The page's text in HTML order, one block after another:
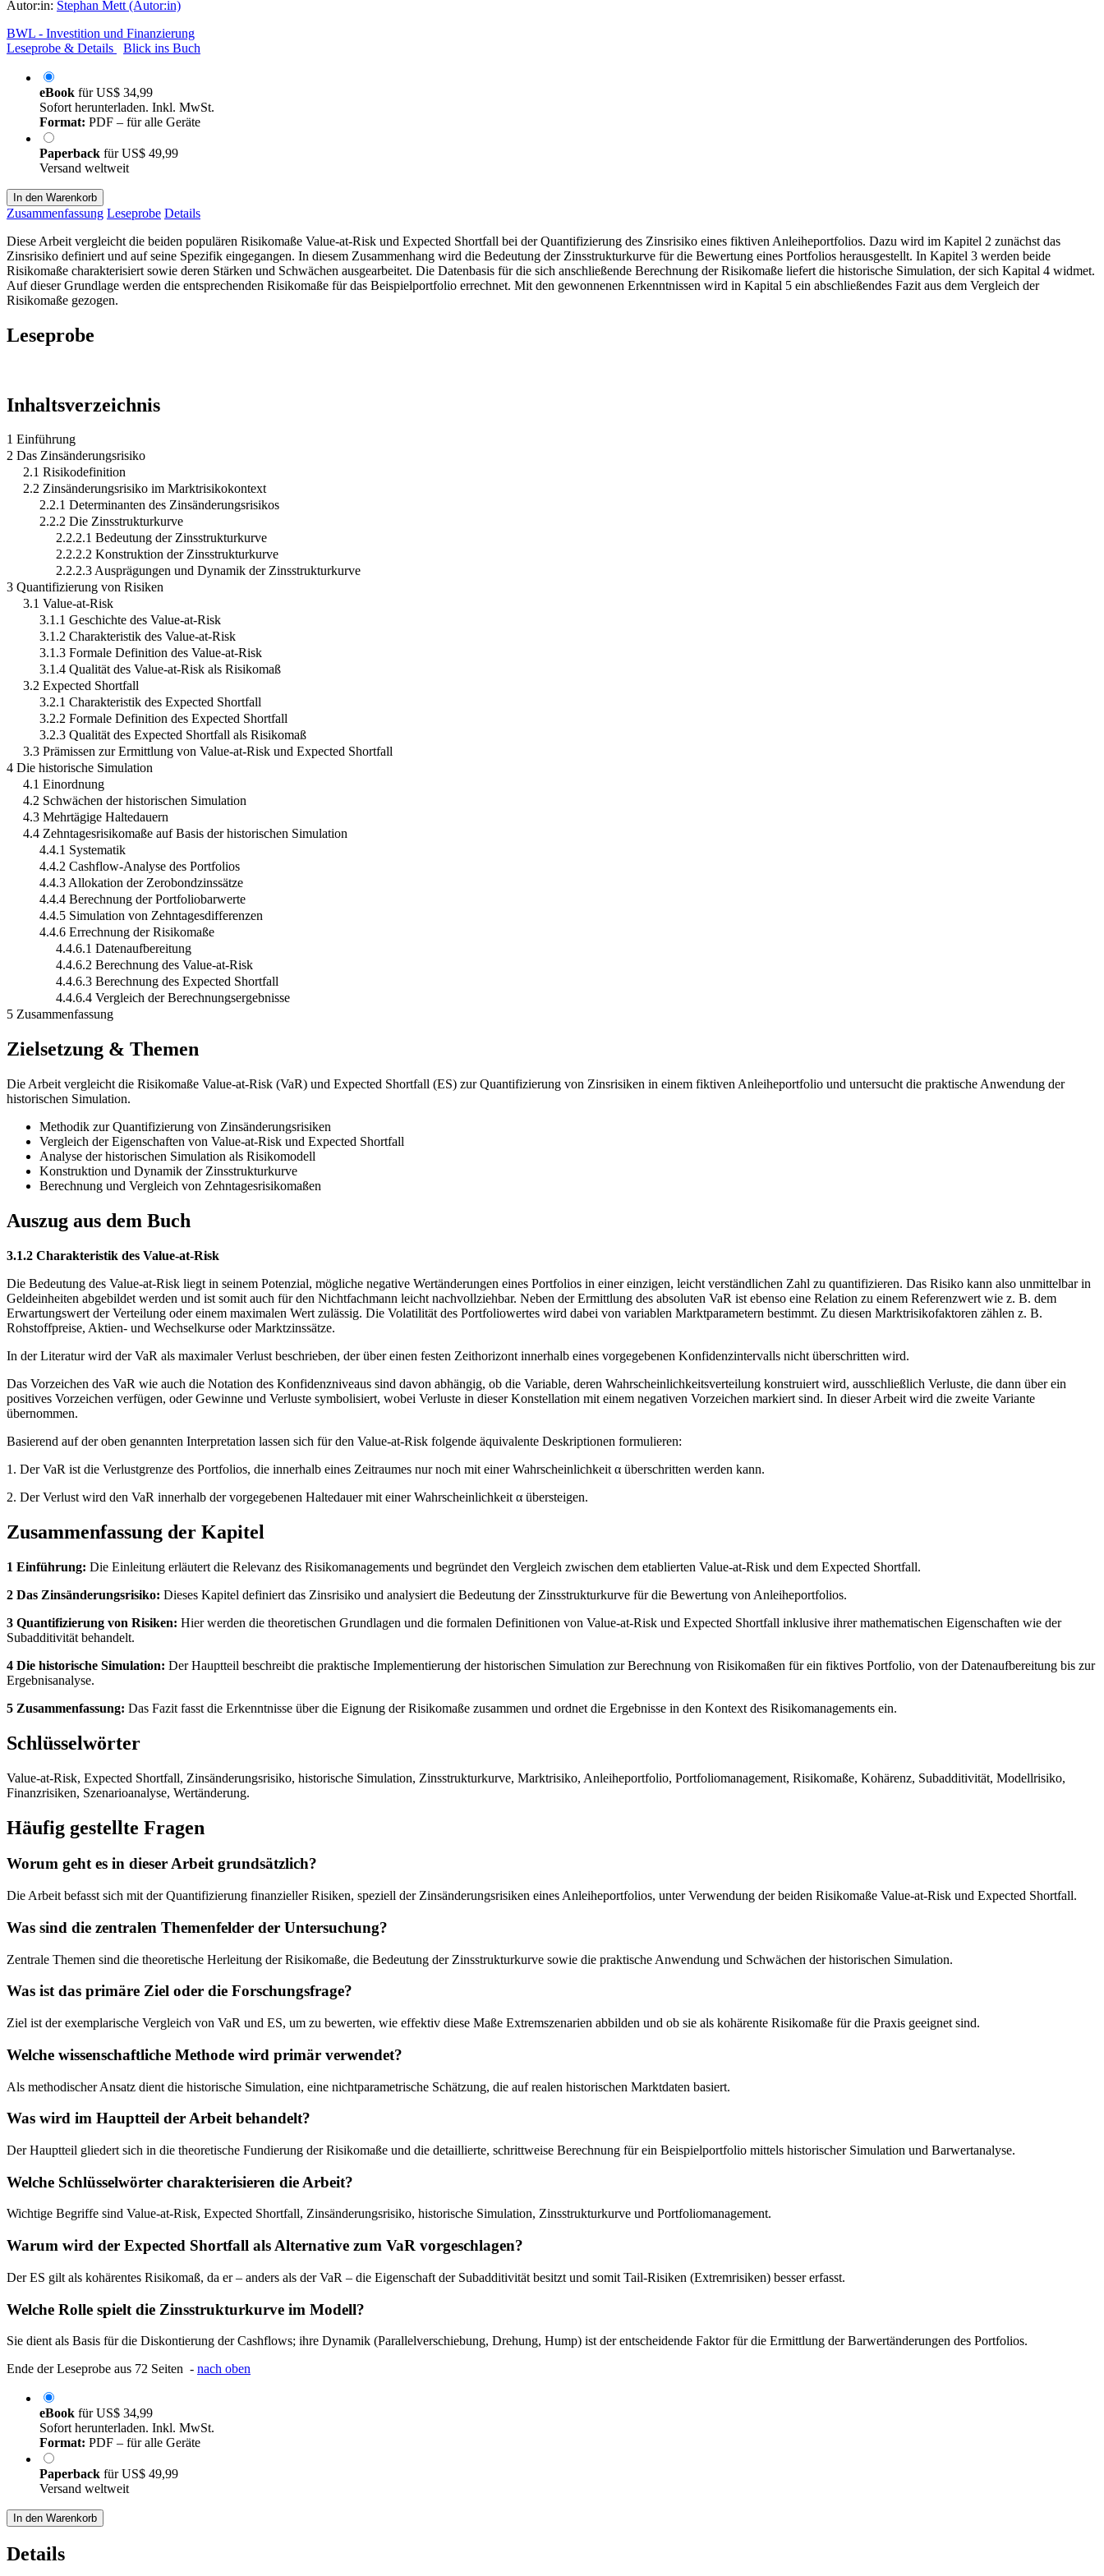
Autor:in: Stephan Mett (Autor:in)
BWL - Investition und Finanzierung
Leseprobe & Details
Blick ins Buch
eBook fürUS$ 34,99
Sofort herunterladen. Inkl. MwSt.
Format: PDF – für alle Geräte
Paperback fürUS$ 49,99
Versand weltweit
In den Warenkorb
Zusammenfassung Leseprobe Details
Diese Arbeit vergleicht die beiden populären Risikomaße Value-at-Risk und Expected Shortfall bei der Quantifizierung des Zinsrisiko eines fiktiven Anleiheportfolios. Dazu wird im Kapitel 2 zunächst das
Zinsrisiko definiert und auf seine Spezifik eingegangen. In diesem Zusammenhang wird die Bedeutung der Zinsstrukturkurve für die Bewertung eines Portfolios herausgestellt. In Kapitel 3 werden beide
Risikomaße charakterisiert sowie deren Stärken und Schwächen ausgearbeitet. Die Datenbasis für die sich anschließende Berechnung der Risikomaße liefert die historische Simulation, der sich Kapital 4 widmet.
Auf dieser Grundlage werden die entsprechenden Risikomaße für das Beispielportfolio errechnet. Mit den gewonnenen Erkenntnissen wird in Kapital 5 ein abschließendes Fazit aus dem Vergleich der
Risikomaße gezogen.
Leseprobe
Inhaltsverzeichnis
1 Einführung
2 Das Zinsänderungsrisiko
2.1 Risikodefinition
2.2 Zinsänderungsrisiko im Marktrisikokontext
2.2.1 Determinanten des Zinsänderungsrisikos
2.2.2 Die Zinsstrukturkurve
2.2.2.1 Bedeutung der Zinsstrukturkurve
2.2.2.2 Konstruktion der Zinsstrukturkurve
2.2.2.3 Ausprägungen und Dynamik der Zinsstrukturkurve
3 Quantifizierung von Risiken
3.1 Value-at-Risk
3.1.1 Geschichte des Value-at-Risk
3.1.2 Charakteristik des Value-at-Risk
3.1.3 Formale Definition des Value-at-Risk
3.1.4 Qualität des Value-at-Risk als Risikomaß
3.2 Expected Shortfall
3.2.1 Charakteristik des Expected Shortfall
3.2.2 Formale Definition des Expected Shortfall
3.2.3 Qualität des Expected Shortfall als Risikomaß
3.3 Prämissen zur Ermittlung von Value-at-Risk und Expected Shortfall
4 Die historische Simulation
4.1 Einordnung
4.2 Schwächen der historischen Simulation
4.3 Mehrtägige Haltedauern
4.4 Zehntagesrisikomaße auf Basis der historischen Simulation
4.4.1 Systematik
4.4.2 Cashflow-Analyse des Portfolios
4.4.3 Allokation der Zerobondzinssätze
4.4.4 Berechnung der Portfoliobarwerte
4.4.5 Simulation von Zehntagesdifferenzen
4.4.6 Errechnung der Risikomaße
4.4.6.1 Datenaufbereitung
4.4.6.2 Berechnung des Value-at-Risk
4.4.6.3 Berechnung des Expected Shortfall
4.4.6.4 Vergleich der Berechnungsergebnisse
5 Zusammenfassung
Zielsetzung & Themen
Die Arbeit vergleicht die Risikomaße Value-at-Risk (VaR) und Expected Shortfall (ES) zur Quantifizierung von Zinsrisiken in einem fiktiven Anleiheportfolio und untersucht die praktische Anwendung der
historischen Simulation.
Methodik zur Quantifizierung von Zinsänderungsrisiken
Vergleich der Eigenschaften von Value-at-Risk und Expected Shortfall
Analyse der historischen Simulation als Risikomodell
Konstruktion und Dynamik der Zinsstrukturkurve
Berechnung und Vergleich von Zehntagesrisikomaßen
Auszug aus dem Buch
3.1.2 Charakteristik des Value-at-Risk
Die Bedeutung des Value-at-Risk liegt in seinem Potenzial, mögliche negative Wertänderungen eines Portfolios in einer einzigen, leicht verständlichen Zahl zu quantifizieren. Das Risiko kann also unmittelbar in
Geldeinheiten abgebildet werden und ist somit auch für den Nichtfachmann leicht nachvollziehbar. Neben der Ermittlung des absoluten VaR ist ebenso eine Relation zu einem Referenzwert wie z. B. dem
Erwartungswert der Verteilung oder einem maximalen Wert zulässig. Die Volatilität des Portfoliowertes wird dabei von variablen Marktparametern bestimmt. Zu diesen Marktrisikofaktoren zählen z. B.
Rohstoffpreise, Aktien- und Wechselkurse oder Marktzinssätze.
In der Literatur wird der VaR als maximaler Verlust beschrieben, der über einen festen Zeithorizont innerhalb eines vorgegebenen Konfidenzintervalls nicht überschritten wird.
Das Vorzeichen des VaR wie auch die Notation des Konfidenzniveaus sind davon abhängig, ob die Variable, deren Wahrscheinlichkeitsverteilung konstruiert wird, ausschließlich Verluste, die dann über ein
positives Vorzeichen verfügen, oder Gewinne und Verluste symbolisiert, wobei Verluste in dieser Konstellation mit einem negativen Vorzeichen markiert sind. In dieser Arbeit wird die zweite Variante
übernommen.
Basierend auf der oben genannten Interpretation lassen sich für den Value-at-Risk folgende äquivalente Deskriptionen formulieren:
1. Der VaR ist die Verlustgrenze des Portfolios, die innerhalb eines Zeitraumes nur noch mit einer Wahrscheinlichkeit α überschritten werden kann.
2. Der Verlust wird den VaR innerhalb der vorgegebenen Haltedauer mit einer Wahrscheinlichkeit α übersteigen.
Zusammenfassung der Kapitel
1 Einführung: Die Einleitung erläutert die Relevanz des Risikomanagements und begründet den Vergleich zwischen dem etablierten Value-at-Risk und dem Expected Shortfall.
2 Das Zinsänderungsrisiko: Dieses Kapitel definiert das Zinsrisiko und analysiert die Bedeutung der Zinsstrukturkurve für die Bewertung von Anleiheportfolios.
3 Quantifizierung von Risiken: Hier werden die theoretischen Grundlagen und die formalen Definitionen von Value-at-Risk und Expected Shortfall inklusive ihrer mathematischen Eigenschaften wie der
Subadditivität behandelt.
4 Die historische Simulation: Der Hauptteil beschreibt die praktische Implementierung der historischen Simulation zur Berechnung von Risikomaßen für ein fiktives Portfolio, von der Datenaufbereitung bis zur
Ergebnisanalyse.
5 Zusammenfassung: Das Fazit fasst die Erkenntnisse über die Eignung der Risikomaße zusammen und ordnet die Ergebnisse in den Kontext des Risikomanagements ein.
Schlüsselwörter
Value-at-Risk, Expected Shortfall, Zinsänderungsrisiko, historische Simulation, Zinsstrukturkurve, Marktrisiko, Anleiheportfolio, Portfoliomanagement, Risikomaße, Kohärenz, Subadditivität, Modellrisiko,
Finanzrisiken, Szenarioanalyse, Wertänderung.
Häufig gestellte Fragen
Worum geht es in dieser Arbeit grundsätzlich?
Die Arbeit befasst sich mit der Quantifizierung finanzieller Risiken, speziell der Zinsänderungsrisiken eines Anleiheportfolios, unter Verwendung der beiden Risikomaße Value-at-Risk und Expected Shortfall.
Was sind die zentralen Themenfelder der Untersuchung?
Zentrale Themen sind die theoretische Herleitung der Risikomaße, die Bedeutung der Zinsstrukturkurve sowie die praktische Anwendung und Schwächen der historischen Simulation.
Was ist das primäre Ziel oder die Forschungsfrage?
Ziel ist der exemplarische Vergleich von VaR und ES, um zu bewerten, wie effektiv diese Maße Extremszenarien abbilden und ob sie als kohärente Risikomaße für die Praxis geeignet sind.
Welche wissenschaftliche Methode wird primär verwendet?
Als methodischer Ansatz dient die historische Simulation, eine nichtparametrische Schätzung, die auf realen historischen Marktdaten basiert.
Was wird im Hauptteil der Arbeit behandelt?
Der Hauptteil gliedert sich in die theoretische Fundierung der Risikomaße und die detaillierte, schrittweise Berechnung für ein Beispielportfolio mittels historischer Simulation und Barwertanalyse.
Welche Schlüsselwörter charakterisieren die Arbeit?
Wichtige Begriffe sind Value-at-Risk, Expected Shortfall, Zinsänderungsrisiko, historische Simulation, Zinsstrukturkurve und Portfoliomanagement.
Warum wird der Expected Shortfall als Alternative zum VaR vorgeschlagen?
Der ES gilt als kohärentes Risikomaß, da er – anders als der VaR – die Eigenschaft der Subadditivität besitzt und somit Tail-Risiken (Extremrisiken) besser erfasst.
Welche Rolle spielt die Zinsstrukturkurve im Modell?
Sie dient als Basis für die Diskontierung der Cashflows; ihre Dynamik (Parallelverschiebung, Drehung, Hump) ist der entscheidende Faktor für die Ermittlung der Barwertänderungen des Portfolios.
Ende der Leseprobe aus 72 Seiten - nach oben
eBook fürUS$ 34,99
Sofort herunterladen. Inkl. MwSt.
Format: PDF – für alle Geräte
Paperback fürUS$ 49,99
Versand weltweit
In den Warenkorb
Details